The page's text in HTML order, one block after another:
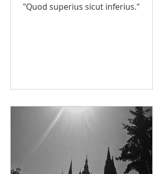
"Quod superius sicut inferius."